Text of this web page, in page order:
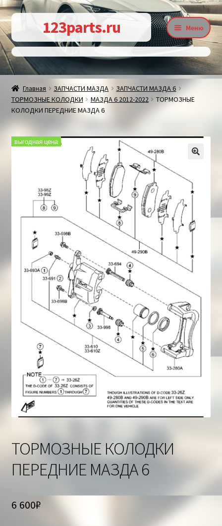
Перейти
к
навигации
Перейти
к
содержимому
123parts.ru Меню
Контакты
Статьи
Доставка и оплата
Корзина
Главная ЗАПЧАСТИ МАЗДА
ЗАПЧАСТИ МАЗДА 6
ТОРМОЗНЫЕ КОЛОДКИ
МАЗДА 6 2012-2022
ТОРМОЗНЫЕ
КОЛОДКИ ПЕРЕДНИЕ МАЗДА 6
выгодная цена
ТОРМОЗНЫЕ КОЛОДКИ
ПЕРЕДНИЕ МАЗДА 6
6 600₽